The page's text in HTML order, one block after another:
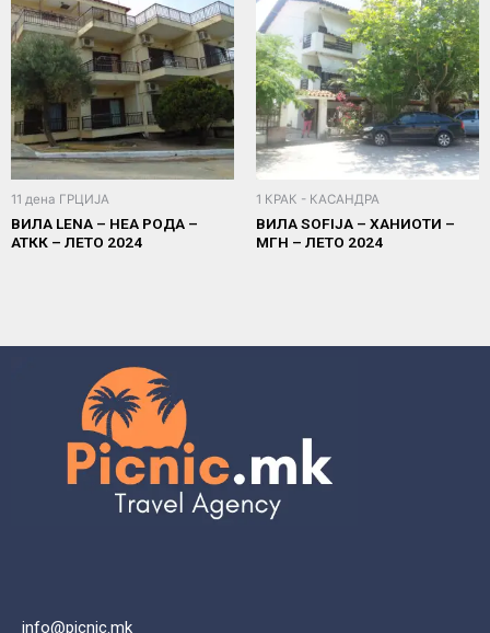
11 дена ГРЦИЈА
ВИЛА LENA – НЕА РОДА –
АТКК – ЛЕТО 2024
1 КРАК - КАСАНДРА
ВИЛА SOFIJA – ХАНИОТИ –
МГН – ЛЕТО 2024
info@picnic.mk